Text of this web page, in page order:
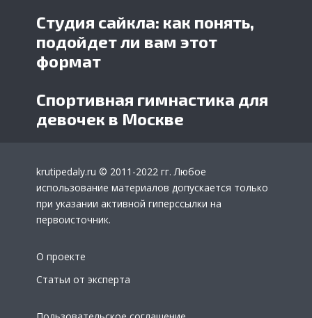
Студия сайкла: как понять,
подойдет ли вам этот
формат
Спортивная гимнастика для
девочек в Москве
krutipedaly.ru © 2011-2022 гг. Любое
использование материалов допускается только
при указании активной гиперссылки на
первоисточник.
О проекте
Статьи от эксперта